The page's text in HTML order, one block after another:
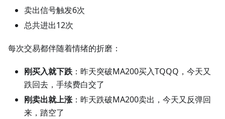
卖出信号触发6次
总共进出12次
每次交易都伴随着情绪的折磨：
刚买入就下跌 ：昨天突破MA200买入TQQQ，今天又
跌回去，手续费白交了
刚卖出就上涨 ：昨天跌破MA200卖出，今天又反弹回
来，踏空了